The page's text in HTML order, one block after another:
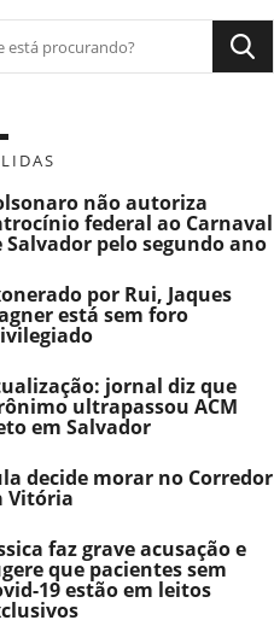
não autoriza
federal ao Carnaval
Salvador pelo segundo ano
por Rui, Jaques
está sem foro
jornal diz que
ultrapassou ACM
em Salvador
decide morar no Corredor
Vitória
faz grave acusação e
que pacientes sem
19 estão em leitos